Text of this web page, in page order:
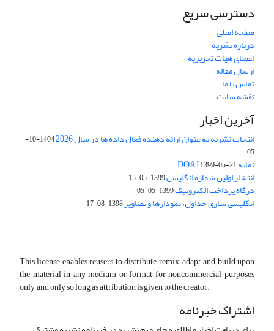
دسترسی سریع
صفحه اصلی
درباره نشریه
اعضای هیات تحریریه
ارسال مقاله
تماس با ما
نقشه سایت
آخرین اخبار
انتخاب نشریه به عنوان ارائه دهنده فعال داده ها در سال 2026
1404-10-
05
نمایه DOAJ1399-05-21
انتشار اولین شماره انگلیسی1399-05-15
درگاه پرداخت الکترونیک1399-05-05
انگلیسی سازی جداول، نمودارها و تصاویر1398-08-17
This license enables reusers to distribute, remix, adapt, and build upon
the material in any medium or format for noncommercial purposes
only, and only so long as attribution is given to the creator.
اشتراک خبرنامه